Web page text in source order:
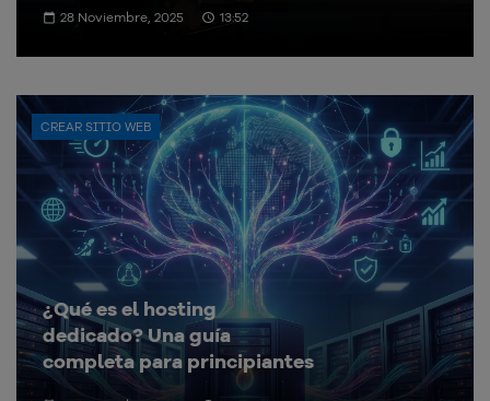
28 Noviembre, 2025 13:52
CREAR SITIO WEB
¿Qué es el hosting
dedicado? Una guía
completa para principiantes